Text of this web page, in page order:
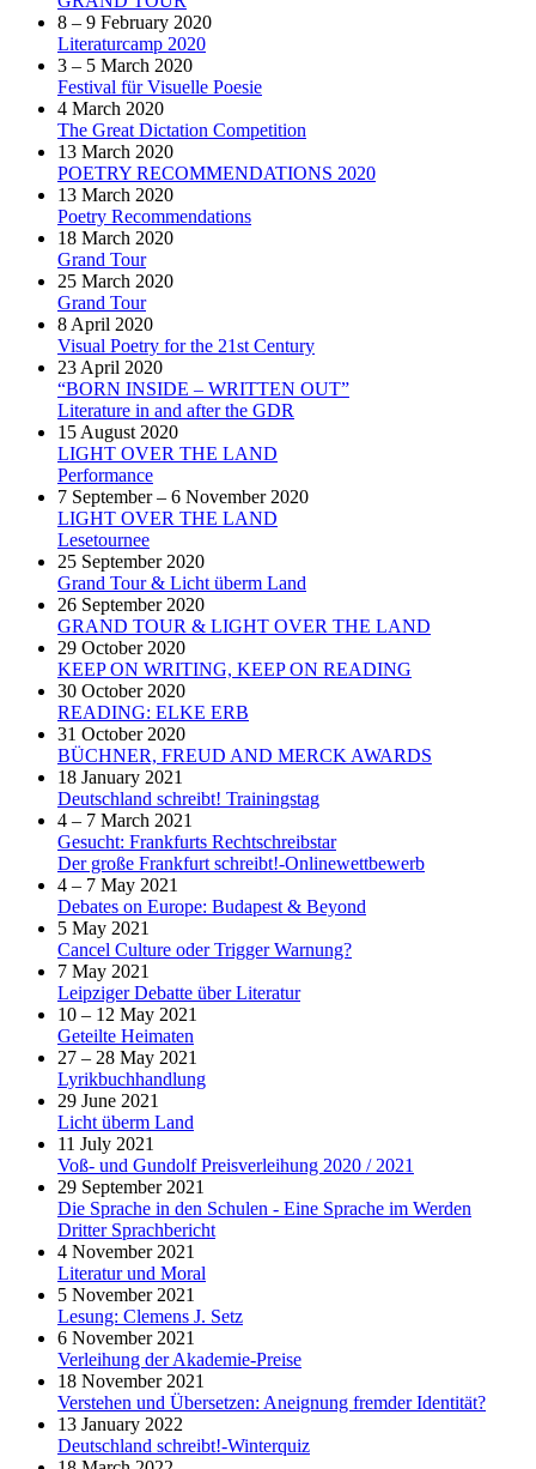
8 – 9 February 2020
Literaturcamp 2020
3 – 5 March 2020
Festival für Visuelle Poesie
4 March 2020
The Great Dictation Competition
13 March 2020
POETRY RECOMMENDATIONS 2020
13 March 2020
Poetry Recommendations
18 March 2020
Grand Tour
25 March 2020
Grand Tour
8 April 2020
Visual Poetry for the 21st Century
23 April 2020
“BORN INSIDE – WRITTEN OUT”
Literature in and after the GDR
15 August 2020
LIGHT OVER THE LAND
Performance
7 September – 6 November 2020
LIGHT OVER THE LAND
Lesetournee
25 September 2020
Grand Tour & Licht überm Land
26 September 2020
GRAND TOUR & LIGHT OVER THE LAND
29 October 2020
KEEP ON WRITING, KEEP ON READING
30 October 2020
READING: ELKE ERB
31 October 2020
BÜCHNER, FREUD AND MERCK AWARDS
18 January 2021
Deutschland schreibt! Trainingstag
4 – 7 March 2021
Gesucht: Frankfurts Rechtschreibstar
Der große Frankfurt schreibt!-Onlinewettbewerb
4 – 7 May 2021
Debates on Europe: Budapest & Beyond
5 May 2021
Cancel Culture oder Trigger Warnung?
7 May 2021
Leipziger Debatte über Literatur
10 – 12 May 2021
Geteilte Heimaten
27 – 28 May 2021
Lyrikbuchhandlung
29 June 2021
Licht überm Land
11 July 2021
Voß- und Gundolf Preisverleihung 2020 / 2021
29 September 2021
Die Sprache in den Schulen - Eine Sprache im Werden
Dritter Sprachbericht
4 November 2021
Literatur und Moral
5 November 2021
Lesung: Clemens J. Setz
6 November 2021
Verleihung der Akademie-Preise
18 November 2021
Verstehen und Übersetzen: Aneignung fremder Identität?
13 January 2022
Deutschland schreibt!-Winterquiz